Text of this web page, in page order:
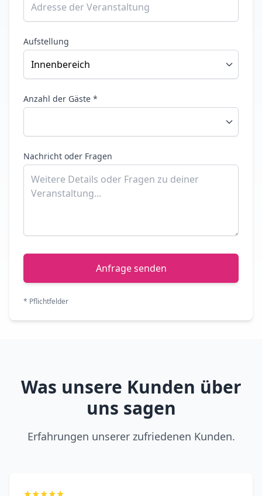
Aufstellung
Anzahl der Gäste *
Nachricht oder Fragen
Anfrage senden
* Pflichtfelder
Was unsere Kunden über
uns sagen
Erfahrungen unserer zufriedenen Kunden.